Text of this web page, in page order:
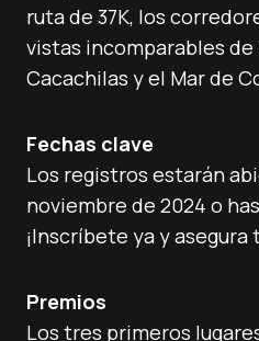
ruta de 37K, los
vistas incomparables de
Cacachilas y el Mar de
Fechas clave
Los registros estarán
noviembre de 2024 o
¡Inscríbete ya y asegura
Premios
Los tres primeros